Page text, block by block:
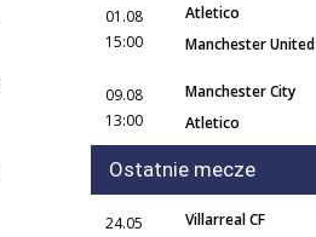
01.08
15:00
Atletico
Manchester United
09.08
13:00
Manchester City
Atletico
Ostatnie mecze
24.05
Villarreal CF